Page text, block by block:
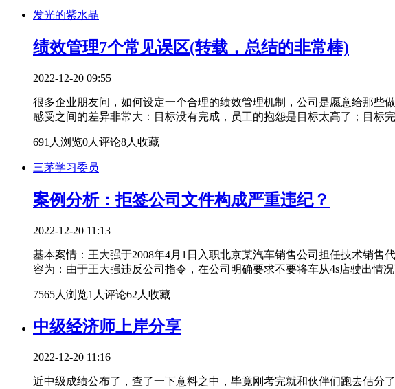
发光的紫水晶
绩效管理7个常见误区(转载，总结的非常棒)
2022-12-20 09:55
很多企业朋友问，如何设定一个合理的绩效管理机制，公司是愿意给那
感受之间的差异非常大：目标没有完成，员工的抱怨是目标太高了；目标
691人浏览0人评论8人收藏
三茅学习委员
案例分析：拒签公司文件构成严重违纪？
2022-12-20 11:13
基本案情：王大强于2008年4月1日入职北京某汽车销售公司担任技术销售
容为：由于王大强违反公司指令，在公司明确要求不要将车从4s店驶出情
7565人浏览1人评论62人收藏
中级经济师上岸分享
2022-12-20 11:16
近中级成绩公布了，查了一下意料之中，毕竟刚考完就和伙伴们跑去估分